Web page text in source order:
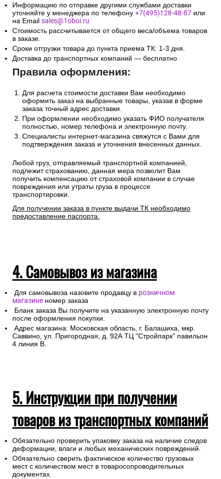
Информацию по отправке другими службами доставки
уточняйте у менеджера по телефону +7(495)128-48-87 или
на Email sales@1oboi.ru
Стоимость рассчитывается от общего веса/объема товаров
в заказе.
Сроки отгрузки товара до пункта приема ТК: 1-3 дня.
Доставка до транспортных компаний — бесплатно
Правила оформления:
Для расчета стоимости доставки Вам необходимо
оформить заказ на выбранные товары, указав в форме
заказа точный адрес доставки.
При оформлении необходимо указать ФИО получателя
полностью, номер телефона и электронную почту.
Специалисты интернет-магазина свяжутся с Вами для
подтверждения заказа и уточнения внесенных данных.
Любой груз, отправляемый транспортной компанией,
подлежит страхованию, данная мера позволит Вам
получить компенсацию от страховой компании в случае
повреждения или утраты груза в процессе
транспортировки.
Для получении заказа в пункте выдачи ТК необходимо
предоставление паспорта.
4. Самовывоз из магазина
Для самовывоза назовите продавцу в розничном
магазине номер заказа
Бланк заказа Вы получите на указанную электронную почту
после оформления покупки.
Адрес магазина: Московская область, г. Балашиха, мкр.
Саввино, ул. Пригородная, д. 92А ТЦ "Стройпарк" павильон
4 линия В.
5. Инструкции при получении
товаров из транспортных компаний
Обязательно проверить упаковку заказа на наличие следов
деформации, влаги и любых механических повреждений.
Обязательно сверить фактическое количество грузовых
мест с количеством мест в товаросопроводительных
документах.